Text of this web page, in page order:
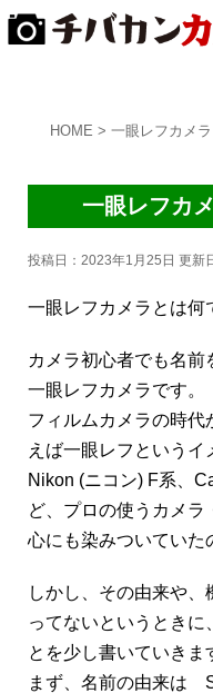
HOME > 一眼レフカメ
一眼レフカ
投稿日：2023年1月25日 更新
一眼レフカメラとは何
カメラ初心者でも名前
一眼レフカメラです。
フィルムカメラの時代
えば一眼レフというイ
Nikon (ニコン) F系、
ど、プロの使うカメ
心にも染みついていた
しかし、その由来や
ってないというときに
とを少し書いていきま
まず、名前の由来は